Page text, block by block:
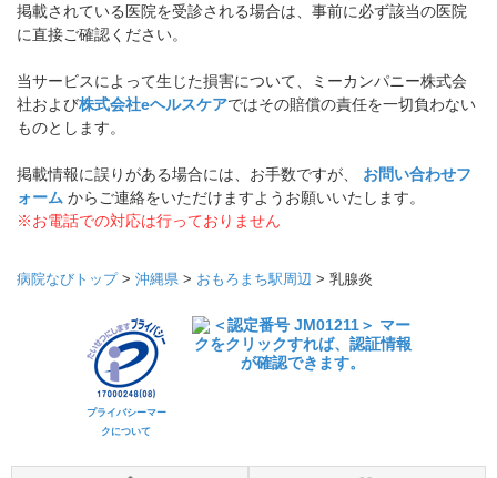
掲載されている医院を受診される場合は、事前に必ず該当の医院
に直接ご確認ください。
当サービスによって生じた損害について、ミーカンパニー株式会
社および株式会社eヘルスケアではその賠償の責任を一切負わない
ものとします。
掲載情報に誤りがある場合には、お手数ですが、 お問い合わせフ
ォーム からご連絡をいただけますようお願いいたします。
※お電話での対応は行っておりません
病院なびトップ> 沖縄県 > おもろまち駅周辺 > 乳腺炎
プライバシーマー
クについて